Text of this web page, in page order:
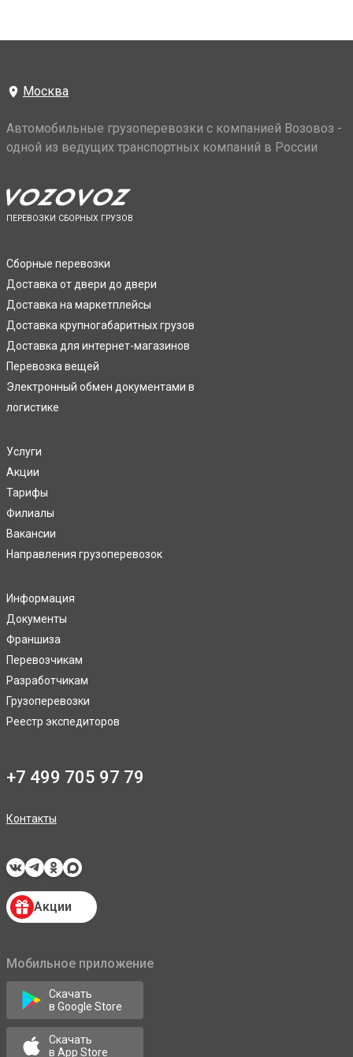
Москва
Автомобильные грузоперевозки с компанией Возовоз -
одной из ведущих транспортных компаний в России
ПЕРЕВОЗКИ СБОРНЫХ ГРУЗОВ
Сборные перевозки
Доставка от двери до двери
Доставка на маркетплейсы
Доставка крупногабаритных грузов
Доставка для интернет-магазинов
Перевозка вещей
Электронный обмен документами в
логистике
Услуги
Акции
Тарифы
Филиалы
Вакансии
Направления грузоперевозок
Информация
Документы
Франшиза
Перевозчикам
Разработчикам
Грузоперевозки
Реестр экспедиторов
+7 499 705 97 79
Контакты
Акции
Мобильное приложение
Скачать
в Google Store
Скачать
в App Store